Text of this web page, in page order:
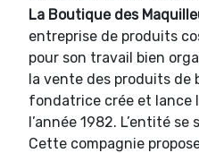
La Boutique des
entreprise de produits
pour son travail bien
la vente des produits de
fondatrice crée et lance
l’année 1982. L’entité
Cette compagnie